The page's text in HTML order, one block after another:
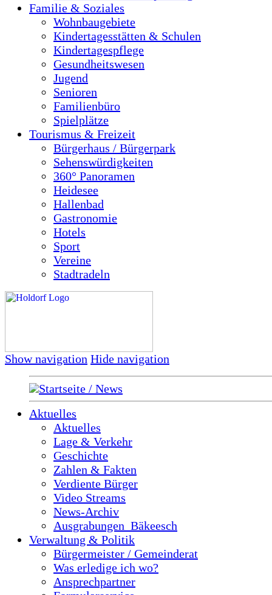
Familie & Soziales
Wohnbaugebiete
Kindertagesstätten & Schulen
Kindertagespflege
Gesundheitswesen
Jugend
Senioren
Familienbüro
Spielplätze
Tourismus & Freizeit
Bürgerhaus / Bürgerpark
Sehenswürdigkeiten
360° Panoramen
Heidesee
Hallenbad
Gastronomie
Hotels
Sport
Vereine
Stadtradeln
Show navigation Hide navigation
Startseite / News
Aktuelles
Aktuelles
Lage & Verkehr
Geschichte
Zahlen & Fakten
Verdiente Bürger
Video Streams
News-Archiv
Ausgrabungen_Bäkeesch
Verwaltung & Politik
Bürgermeister / Gemeinderat
Was erledige ich wo?
Ansprechpartner